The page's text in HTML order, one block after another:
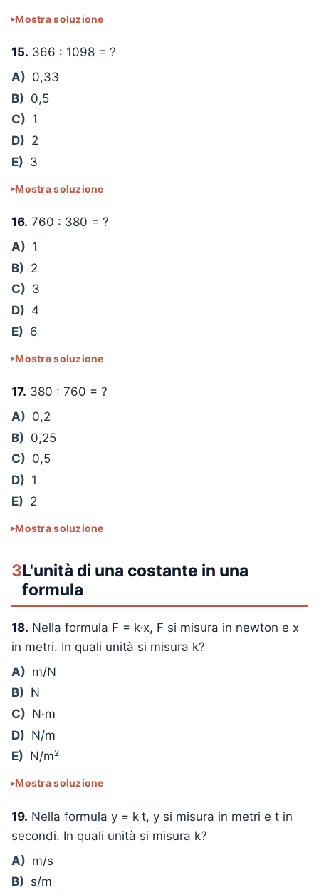
Mostra soluzione
15. 366 : 1098 = ?
A) 0,33
B) 0,5
C) 1
D) 2
E) 3
Mostra soluzione
16. 760 : 380 = ?
A) 1
B) 2
C) 3
D) 4
E) 6
Mostra soluzione
17. 380 : 760 = ?
A) 0,2
B) 0,25
C) 0,5
D) 1
E) 2
Mostra soluzione
3L'unità di una costante in una
formula
18. Nella formula F = k·x, F si misura in newton e x
in metri. In quali unità si misura k?
A) m/N
B) N
C) N·m
D) N/m
E) N/m2
Mostra soluzione
19. Nella formula y = k·t, y si misura in metri e t in
secondi. In quali unità si misura k?
A) m/s
B) s/m